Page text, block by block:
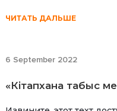
ЧИТАТЬ ДАЛЬШЕ
6 September 2022
«Кітапхана табыс